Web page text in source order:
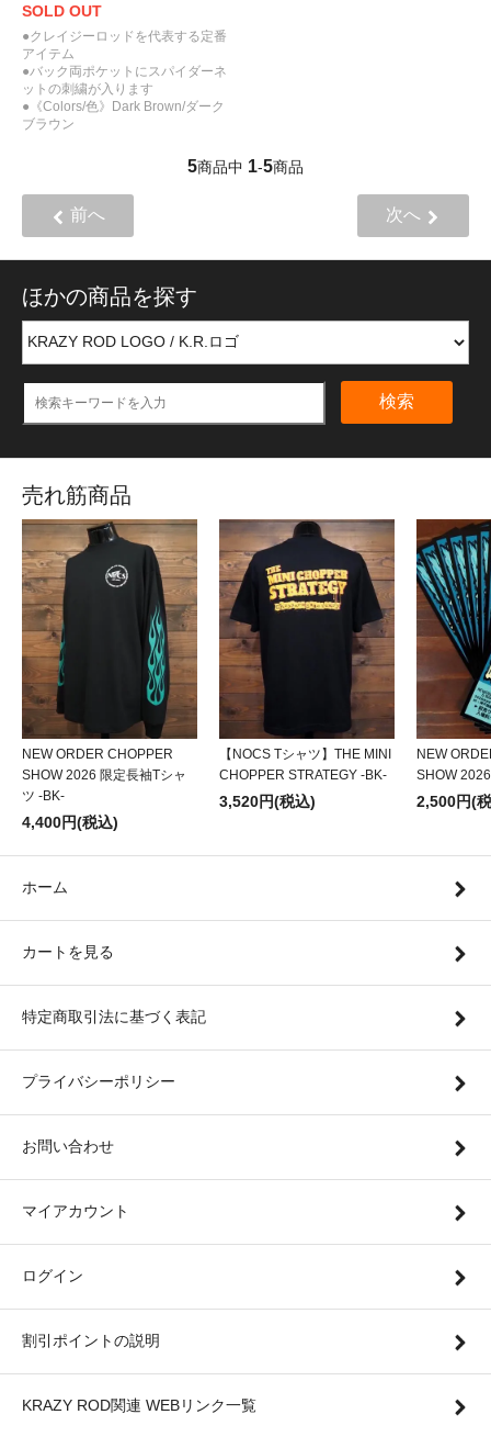
SOLD OUT
●クレイジーロッドを代表する定番
アイテム
●バック両ポケットにスパイダーネ
ットの刺繍が入ります
●《Colors/色》Dark Brown/ダーク
ブラウン
5商品中 1-5商品
前へ 次へ
ほかの商品を探す
検索
売れ筋商品
NEW ORDER CHOPPER
SHOW 2026 限定長袖Tシャ
ツ -BK-
4,400円(税込)
【NOCS Tシャツ】THE MINI
CHOPPER STRATEGY -BK-
3,520円(税込)
NEW
SHOW
2,500円(
ホーム
カートを見る
特定商取引法に基づく表記
プライバシーポリシー
お問い合わせ
マイアカウント
ログイン
割引ポイントの説明
KRAZY ROD関連 WEBリンク一覧